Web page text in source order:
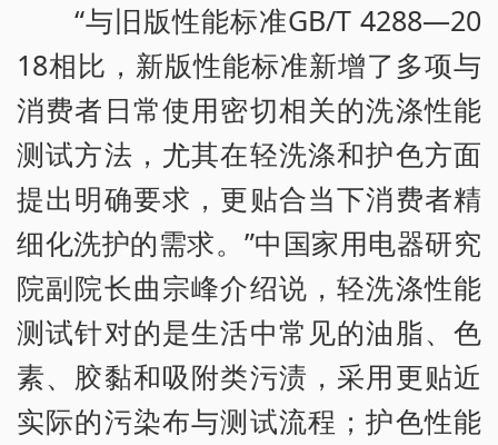
“与旧版性能标准GB/T 4288—20
18相比，新版性能标准新增了多项与
消费者日常使用密切相关的洗涤性能
测试方法，尤其在轻洗涤和护色方面
提出明确要求，更贴合当下消费者精
细化洗护的需求。”中国家用电器研究
院副院长曲宗峰介绍说，轻洗涤性能
测试针对的是生活中常见的油脂、色
素、胶黏和吸附类污渍，采用更贴近
实际的污染布与测试流程；护色性能